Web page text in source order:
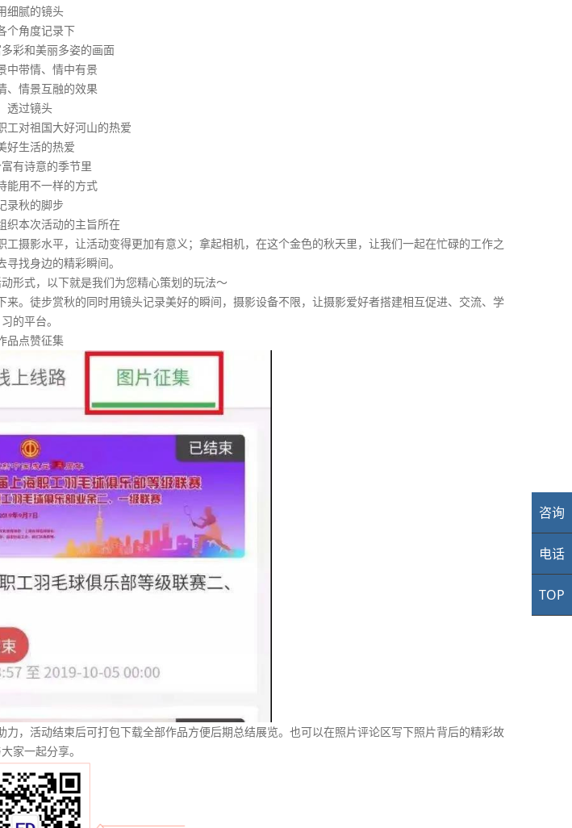
细腻的镜头
个角度记录下
彩和美丽多姿的画面
中带情、情中有景
、情景互融的效果
透过镜头
工对祖国大好河山的热爱
好生活的热爱
有诗意的季节里
能用不一样的方式
录秋的脚步
织本次活动的主旨所在
摄影水平，让活动变得更加有意义；拿起相机，在这个金色的秋天里，让我们一起在忙碌的工作之
寻找身边的精彩瞬间。
形式，以下就是我们为您精心策划的玩法～
。徒步赏秋的同时用镜头记录美好的瞬间，摄影设备不限，让摄影爱好者搭建相互促进、交流、学
习的平台。
品点赞征集
，活动结束后可打包下载全部作品方便后期总结展览。也可以在照片评论区写下照片背后的精彩故
家一起分享。
业
咨询
电话
TOP